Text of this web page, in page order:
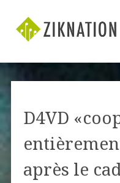
D4VD
après le